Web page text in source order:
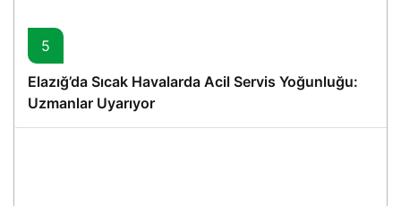
5
Elazığ’da Sıcak Havalarda Acil Servis Yoğunluğu:
Uzmanlar Uyarıyor